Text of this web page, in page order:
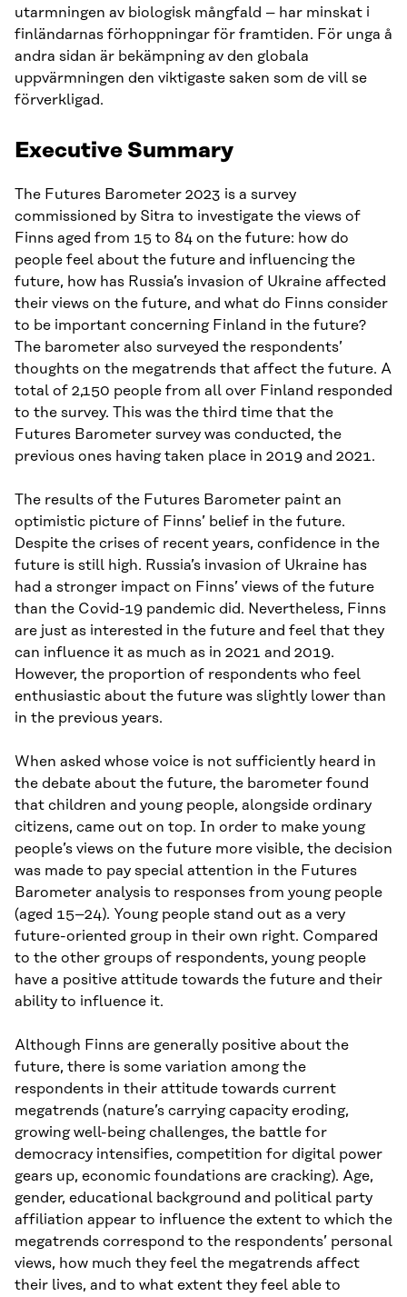
utarmningen av biologisk mångfald – har minskat i
finländarnas förhoppningar för framtiden. För unga å
andra sidan är bekämpning av den globala
uppvärmningen den viktigaste saken som de vill se
förverkligad.
Executive Summary
The Futures Barometer 2023 is a survey
commissioned by Sitra to investigate the views of
Finns aged from 15 to 84 on the future: how do
people feel about the future and influencing the
future, how has Russia’s invasion of Ukraine affected
their views on the future, and what do Finns consider
to be important concerning Finland in the future?
The barometer also surveyed the respondents’
thoughts on the megatrends that affect the future. A
total of 2,150 people from all over Finland responded
to the survey. This was the third time that the
Futures Barometer survey was conducted, the
previous ones having taken place in 2019 and 2021.
The results of the Futures Barometer paint an
optimistic picture of Finns’ belief in the future.
Despite the crises of recent years, confidence in the
future is still high. Russia’s invasion of Ukraine has
had a stronger impact on Finns’ views of the future
than the Covid-19 pandemic did. Nevertheless, Finns
are just as interested in the future and feel that they
can influence it as much as in 2021 and 2019.
However, the proportion of respondents who feel
enthusiastic about the future was slightly lower than
in the previous years.
When asked whose voice is not sufficiently heard in
the debate about the future, the barometer found
that children and young people, alongside ordinary
citizens, came out on top. In order to make young
people’s views on the future more visible, the decision
was made to pay special attention in the Futures
Barometer analysis to responses from young people
(aged 15–24). Young people stand out as a very
future-oriented group in their own right. Compared
to the other groups of respondents, young people
have a positive attitude towards the future and their
ability to influence it.
Although Finns are generally positive about the
future, there is some variation among the
respondents in their attitude towards current
megatrends (nature’s carrying capacity eroding,
growing well-being challenges, the battle for
democracy intensifies, competition for digital power
gears up, economic foundations are cracking). Age,
gender, educational background and political party
affiliation appear to influence the extent to which the
megatrends correspond to the respondents’ personal
views, how much they feel the megatrends affect
their lives, and to what extent they feel able to